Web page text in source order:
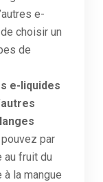
e-
choisir un
de
e-liquides
par
au fruit du
la mangue